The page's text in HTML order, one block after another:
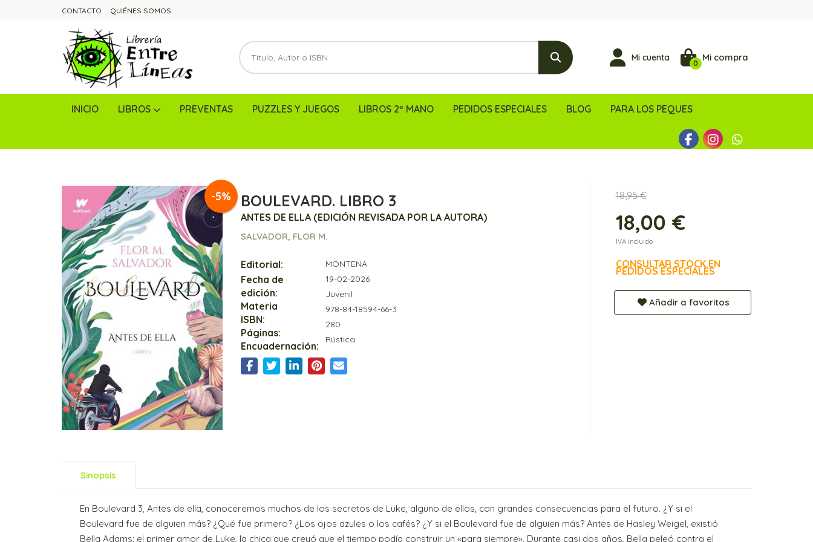
CONTACTO QUIÉNES SOMOS
Mi cuenta Mi compra
0
INICIO LIBROS PREVENTAS PUZZLES Y JUEGOS LIBROS 2º MANO PEDIDOS ESPECIALES BLOG PARA LOS PEQUES
-5% BOULEVARD. LIBRO 3
ANTES DE ELLA (EDICIÓN REVISADA POR LA AUTORA)
SALVADOR, FLOR M.
Editorial: MONTENA
Fecha de
edición:
19-02-2026
Materia
Juvenil
ISBN:
978-84-18594-66-3
Páginas:
280
Encuadernación:
Rústica
18,95 €
18,00 €
IVA incluido
CONSULTAR STOCK EN
PEDIDOS ESPECIALES
Añadir a favoritos
Sinopsis
En Boulevard 3, Antes de ella, conoceremos muchos de los secretos de Luke, alguno de ellos, con grandes consecuencias para el futuro. ¿Y si el
Boulevard fue de alguien más? ¿Qué fue primero? ¿Los ojos azules o los cafés? ¿Y si el Boulevard fue de alguien más? Antes de Hasley Weigel, existió
Bella Adams: el primer amor de Luke, la chica que creyó que el tiempo podía construir un «para siempre». Durante casi dos años, Bella peleó contra el